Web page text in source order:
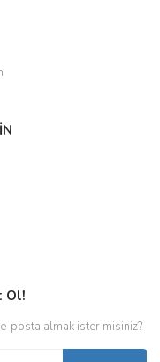
Ol!
posta almak ister misiniz?